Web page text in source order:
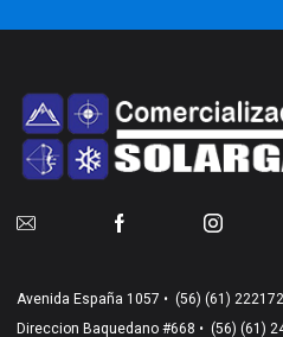
Avenida España 1057 • (56) (61)
Direccion Baquedano #668 • (56) (61)